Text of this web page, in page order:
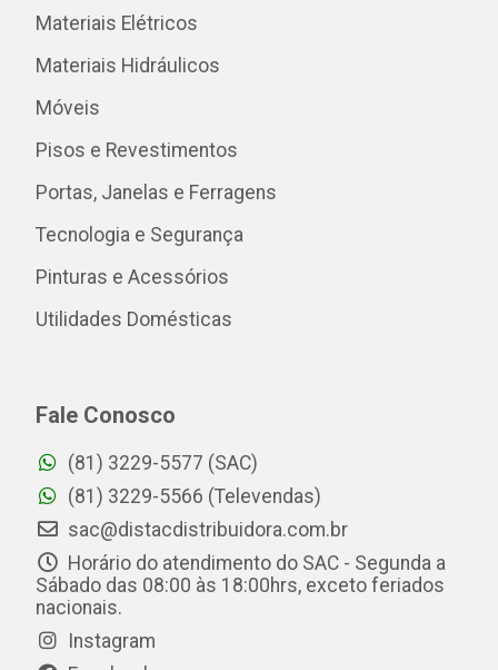
Materiais Elétricos
Materiais Hidráulicos
Móveis
Pisos e Revestimentos
Portas, Janelas e Ferragens
Tecnologia e Segurança
Pinturas e Acessórios
Utilidades Domésticas
Fale Conosco
(81) 3229-5577 (SAC)
(81) 3229-5566 (Televendas)
sac@distacdistribuidora.com.br
Horário do atendimento do SAC - Segunda a
Sábado das 08:00 às 18:00hrs, exceto feriados
nacionais.
Instagram